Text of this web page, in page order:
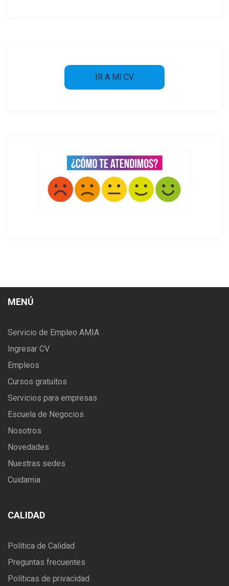
IR A MI CV
MENÚ
Servicio de Empleo AMIA
Ingresar CV
Empleos
Cursos gratuitos
Servicios para empresas
Escuela de Negocios
Nosotros
Novedades
Nuestras sedes
Cuidamia
CALIDAD
Política de Calidad
Preguntas frecuentes
Políticas de privacidad